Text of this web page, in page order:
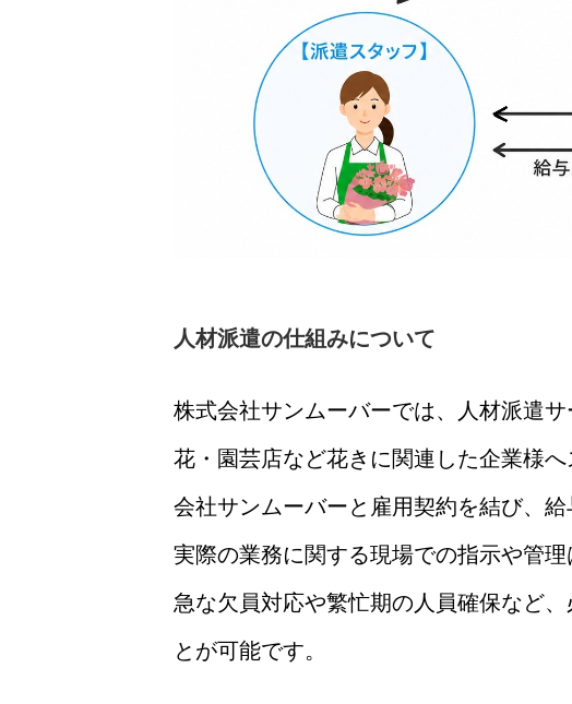
人材派遣の仕組みについて
株式会社サンムーバーでは、人材派遣
花・園芸店など花きに関連した企業様
会社サンムーバーと雇用契約を結び、
実際の業務に関する現場での指示や管
急な欠員対応や繁忙期の人員確保など
とが可能です。